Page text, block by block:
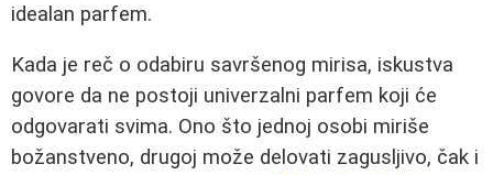
idealan parfem.
Kada je reč o odabiru savršenog mirisa, iskustva
govore da ne postoji univerzalni parfem koji će
odgovarati svima. Ono što jednoj osobi miriše
božanstveno, drugoj može delovati zagusljivo, čak i